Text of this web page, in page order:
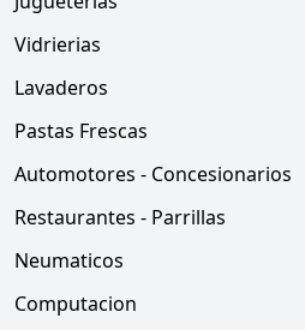
Vidrierias
Lavaderos
Pastas Frescas
Automotores - Concesionarios
Restaurantes - Parrillas
Neumaticos
Computacion